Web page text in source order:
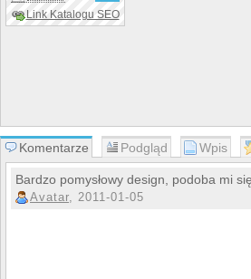
Link Katalogu SEO
Komentarze Podgląd Wpis
Bardzo pomysłowy design, podoba mi
Avatar, 2011-01-05